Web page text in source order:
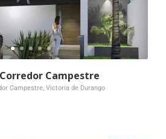
Campestre
Campestre, Victoria de Durango